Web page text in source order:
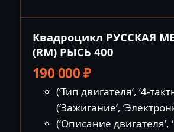
Квадроцикл РУССКАЯ
(RM) РЫСЬ 400
190 000₽
(‘Тип двигателя’, ‘4-
(‘Зажигание’,
(‘Описание двигателя’,